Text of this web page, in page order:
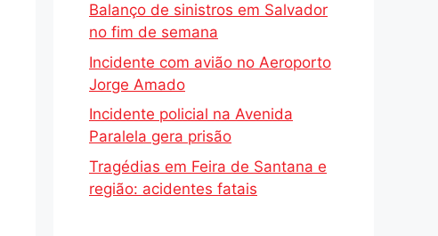
Balanço de sinistros em Salvador
no fim de semana
Incidente com avião no Aeroporto
Jorge Amado
Incidente policial na Avenida
Paralela gera prisão
Tragédias em Feira de Santana e
região: acidentes fatais